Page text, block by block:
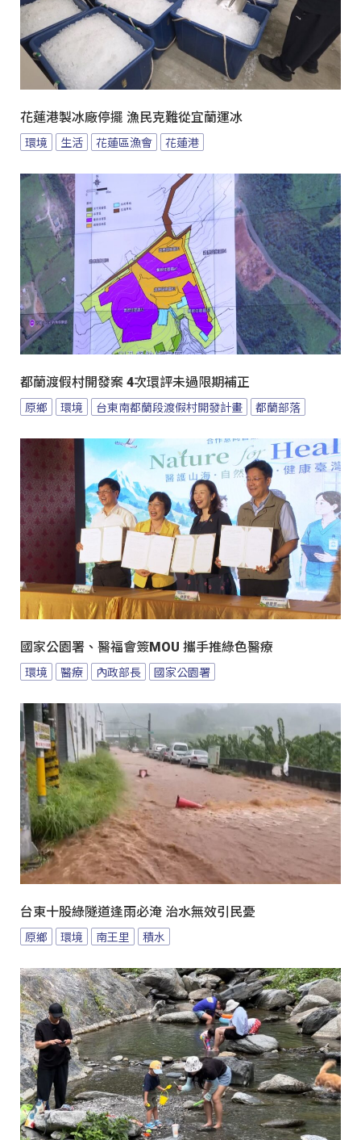
花蓮港製冰廠停擺 漁民克難從宜蘭運冰
環境 生活 花蓮區漁會 花蓮港
都蘭渡假村開發案 4次環評未過限期補正
原鄉 環境 台東南都蘭段渡假村開發計畫 都蘭部落
國家公園署、醫福會簽MOU 攜手推綠色醫療
環境 醫療 內政部長 國家公園署
台東十股綠隧道逢雨必淹 治水無效引民憂
原鄉 環境 南王里 積水